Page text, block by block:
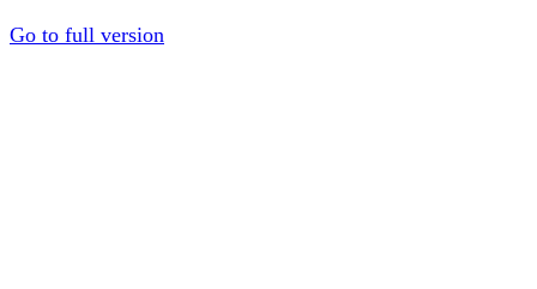
Go to full version